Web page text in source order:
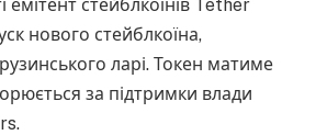
емітент стейблкоїнів Tether
нового стейблкоїна,
ларі. Токен матиме
за підтримки влади